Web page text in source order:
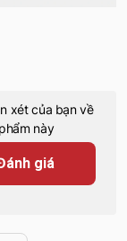
xét của bạn về
này
giá